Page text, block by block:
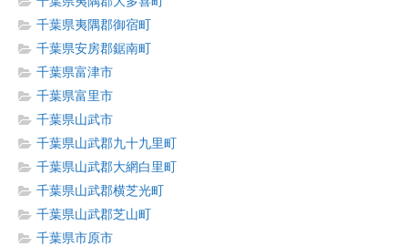
千葉県夷隅郡御宿町
千葉県安房郡鋸南町
千葉県富津市
千葉県富里市
千葉県山武市
千葉県山武郡九十九里町
千葉県山武郡大網白里町
千葉県山武郡横芝光町
千葉県山武郡芝山町
千葉県市原市